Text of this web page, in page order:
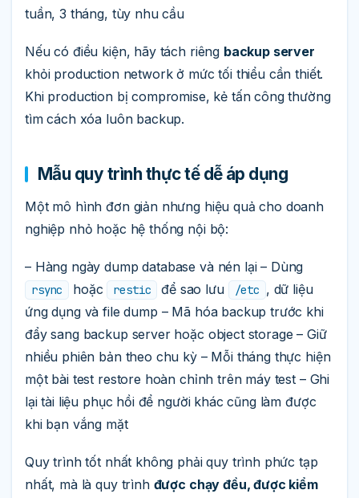
tuần, 3 tháng, tùy nhu cầu
Nếu có điều kiện, hãy tách riêng backup server
khỏi production network ở mức tối thiểu cần thiết.
Khi production bị compromise, kẻ tấn công thường
tìm cách xóa luôn backup.
Mẫu quy trình thực tế dễ áp dụng
Một mô hình đơn giản nhưng hiệu quả cho doanh
nghiệp nhỏ hoặc hệ thống nội bộ:
– Hàng ngày dump database và nén lại – Dùng
rsync hoặc restic để sao lưu /etc , dữ liệu
ứng dụng và file dump – Mã hóa backup trước khi
đẩy sang backup server hoặc object storage – Giữ
nhiều phiên bản theo chu kỳ – Mỗi tháng thực hiện
một bài test restore hoàn chỉnh trên máy test – Ghi
lại tài liệu phục hồi để người khác cũng làm được
khi bạn vắng mặt
Quy trình tốt nhất không phải quy trình phức tạp
nhất, mà là quy trình được chạy đều, được kiểm